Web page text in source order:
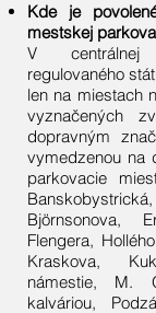
Kde je
mestskej
V centrálnej
regulovaného
len na miestach
vyznačených
dopravným
vymedzenou na
parkovacie
Björnsonova,
Flengera,
Kraskova,
námestie, M.
kalváriou,